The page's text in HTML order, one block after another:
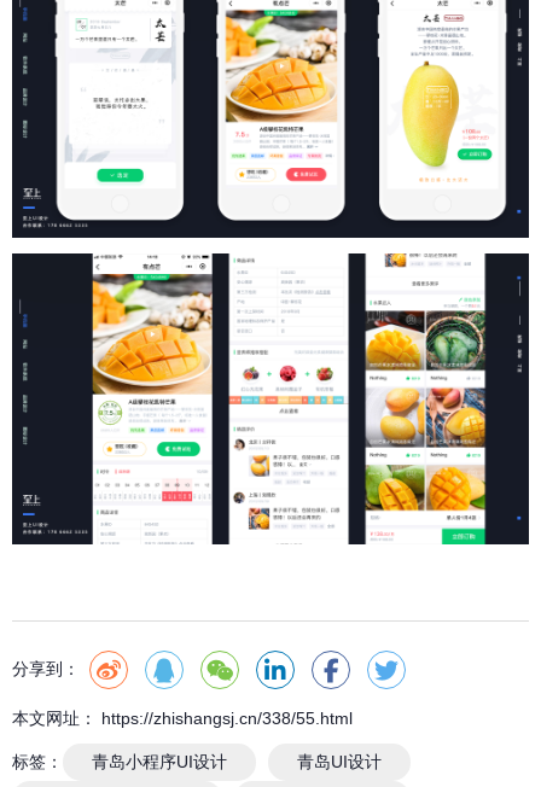
分享到：
本文网址： https://zhishangsj.cn/338/55.html
标签： 青岛小程序UI设计
青岛UI设计